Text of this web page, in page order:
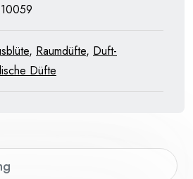
, Raumdüfte, Duft-
Düfte